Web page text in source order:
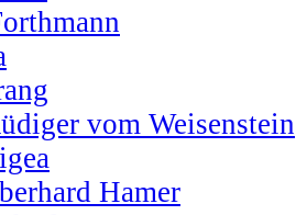
vom Weisenstein
Hamer